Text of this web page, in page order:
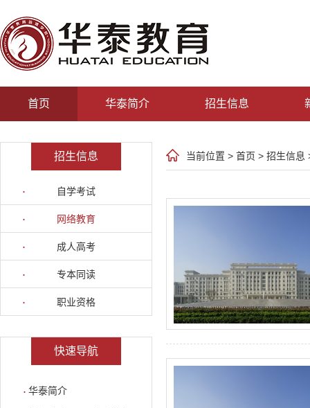
首页 华泰简介 招生信息
招生信息
自学考试
网络教育
成人高考
专本同读
职业资格
快速导航
华泰简介
当前位置 > 首页 > 招生信息